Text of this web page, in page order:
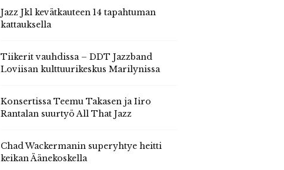
Jazz Jkl kevätkauteen 14 tapahtuman
kattauksella
Tiikerit vauhdissa – DDT Jazzband
Loviisan kulttuurikeskus Marilynissa
Konsertissa Teemu Takasen ja Iiro
Rantalan suurtyö All That Jazz
Chad Wackermanin superyhtye heitti
keikan Äänekoskella